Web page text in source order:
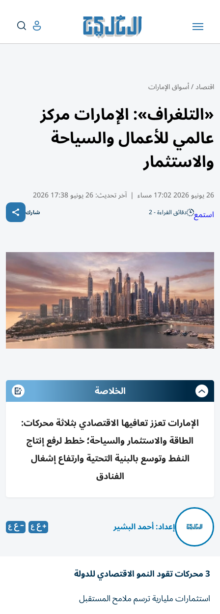
اقتصاد/أسواق الإمارات
«التلغراف»: الإمارات مركز
عالمي للأعمال والسياحة
والاستثمار
26 يونيو 2026 17:02 مساء | آخر تحديث:26 يونيو 17:38 2026
استمع دقائق القراءة - 2 شارك
الخلاصة
الإمارات تعزز تعافيها الاقتصادي بثلاثة محركات:
الطاقة والاستثمار والسياحة؛ خطط لرفع إنتاج
النفط وتوسع بالبنية التحتية وارتفاع إشغال
الفنادق
إعداد: أحمد البشير
3 محركات تقود النمو الاقتصادي للدولة
استثمارات مليارية ترسم ملامح المستقبل